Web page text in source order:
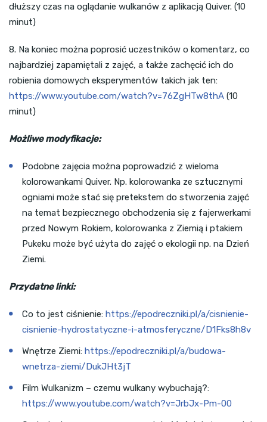
dłuższy czas na oglądanie wulkanów z aplikacją Quiver. (10
minut)
8. Na koniec można poprosić uczestników o komentarz, co
najbardziej zapamiętali z zajęć, a także zachęcić ich do
robienia domowych eksperymentów takich jak ten:
https://www.youtube.com/watch?v=76ZgHTw8thA (10
minut)
Możliwe modyfikacje:
Podobne zajęcia można poprowadzić z wieloma
kolorowankami Quiver. Np. kolorowanka ze sztucznymi
ogniami może stać się pretekstem do stworzenia zajęć
na temat bezpiecznego obchodzenia się z fajerwerkami
przed Nowym Rokiem, kolorowanka z Ziemią i ptakiem
Pukeku może być użyta do zajęć o ekologii np. na Dzień
Ziemi.
Przydatne linki:
Co to jest ciśnienie: https://epodreczniki.pl/a/cisnienie-
cisnienie-hydrostatyczne-i-atmosferyczne/D1Fks8h8v
Wnętrze Ziemi: https://epodreczniki.pl/a/budowa-
wnetrza-ziemi/DukJHt3jT
Film Wulkanizm – czemu wulkany wybuchają?:
https://www.youtube.com/watch?v=JrbJx-Pm-00